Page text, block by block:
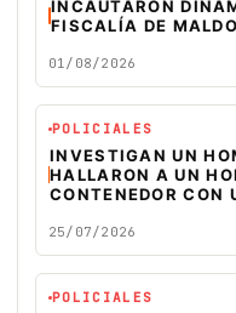
INCAUTARON
FISCALÍA DE
01/08/2026
POLICIALES
INVESTIGAN UN
HALLARON A UN
CONTENEDOR CON
25/07/2026
POLICIALES